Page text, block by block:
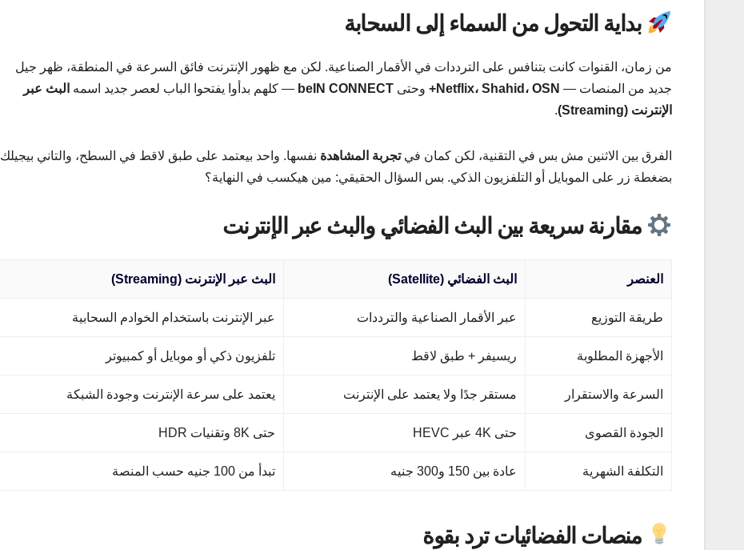
بداية التحول من السماء إلى السحابة
من زمان، القنوات كانت بتنافس على الترددات في الأقمار الصناعية. لكن مع ظهور الإنترنت فائق السرعة في المنطقة، ظهر جيل
جديد من المنصات — Netflix، Shahid، OSN+ وحتى beIN CONNECT — كلهم بدأوا يفتحوا الباب لعصر جديد اسمه البث عبر
الإنترنت (Streaming)
.
الفرق بين الاثنين مش بس في التقنية، لكن كمان فيتجربة المشاهدة نفسها. واحد بيعتمد على طبق لاقط في السطح، والتاني بيجيلك
بضغطة زر على الموبايل أو التلفزيون الذكي. بس السؤال الحقيقي: مين هيكسب في النهاية؟
مقارنة سريعة بين البث الفضائي والبث عبر الإنترنت
العنصر البث الفضائي (Satellite) البث عبر الإنترنت (Streaming)
طريقة التوزيع عبر الأقمار الصناعية والترددات عبر الإنترنت باستخدام الخوادم السحابية
الأجهزة المطلوبة ريسيفر + طبق لاقط تلفزيون ذكي أو موبايل أو كمبيوتر
السرعة والاستقرار مستقر جدًا ولا يعتمد على الإنترنت يعتمد على سرعة الإنترنت وجودة الشبكة
الجودة القصوى حتى 4K عبر HEVC حتى 8K وتقنيات HDR
التكلفة الشهرية عادة بين 150 و300 جنيه تبدأ من 100 جنيه حسب المنصة
منصات الفضائيات ترد بقوة